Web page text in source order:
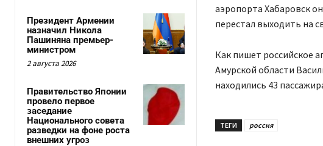
Президент Армении
назначил Никола
Пашиняна премьер-
министром
2 августа 2026
Правительство Японии
провело первое
заседание
Национального совета
разведки на фоне роста
внешних угроз
аэропорта Хабаровск
перестал выходить на
Как пишет российское
Амурской области
находились 43
ТЕГИ россия